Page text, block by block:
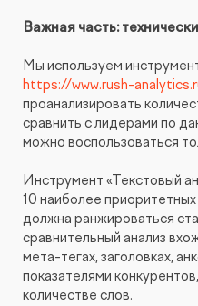
Важная часть:
Мы используем
https://www.rush-
проанализировать
сравнить с лидерами по
можно воспользоваться
Инструмент «Текстовый
10 наиболее
должна ранжироваться
сравнительный анализ
мета-тегах, заголовках,
показателями
количестве слов.